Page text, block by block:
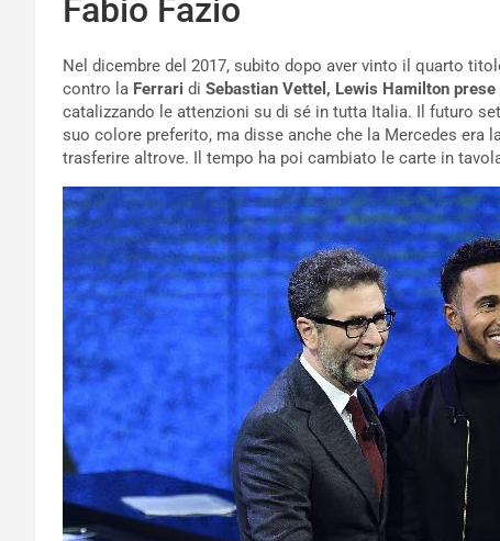
Fabio Fazio
Nel dicembre del 2017, subito dopo aver vinto il quarto
contro la Ferrari di Sebastian Vettel, Lewis Hamilton
catalizzando le attenzioni su di sé in tutta Italia. Il futuro
suo colore preferito, ma disse anche che la Mercedes era
trasferire altrove. Il tempo ha poi cambiato le carte in